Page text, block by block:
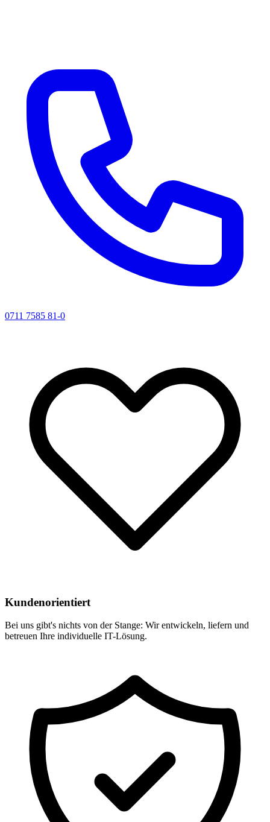
0711 7585 81-0
Kundenorientiert
Bei uns gibt's nichts von der Stange: Wir entwickeln, liefern und
betreuen Ihre individuelle IT-Lösung.